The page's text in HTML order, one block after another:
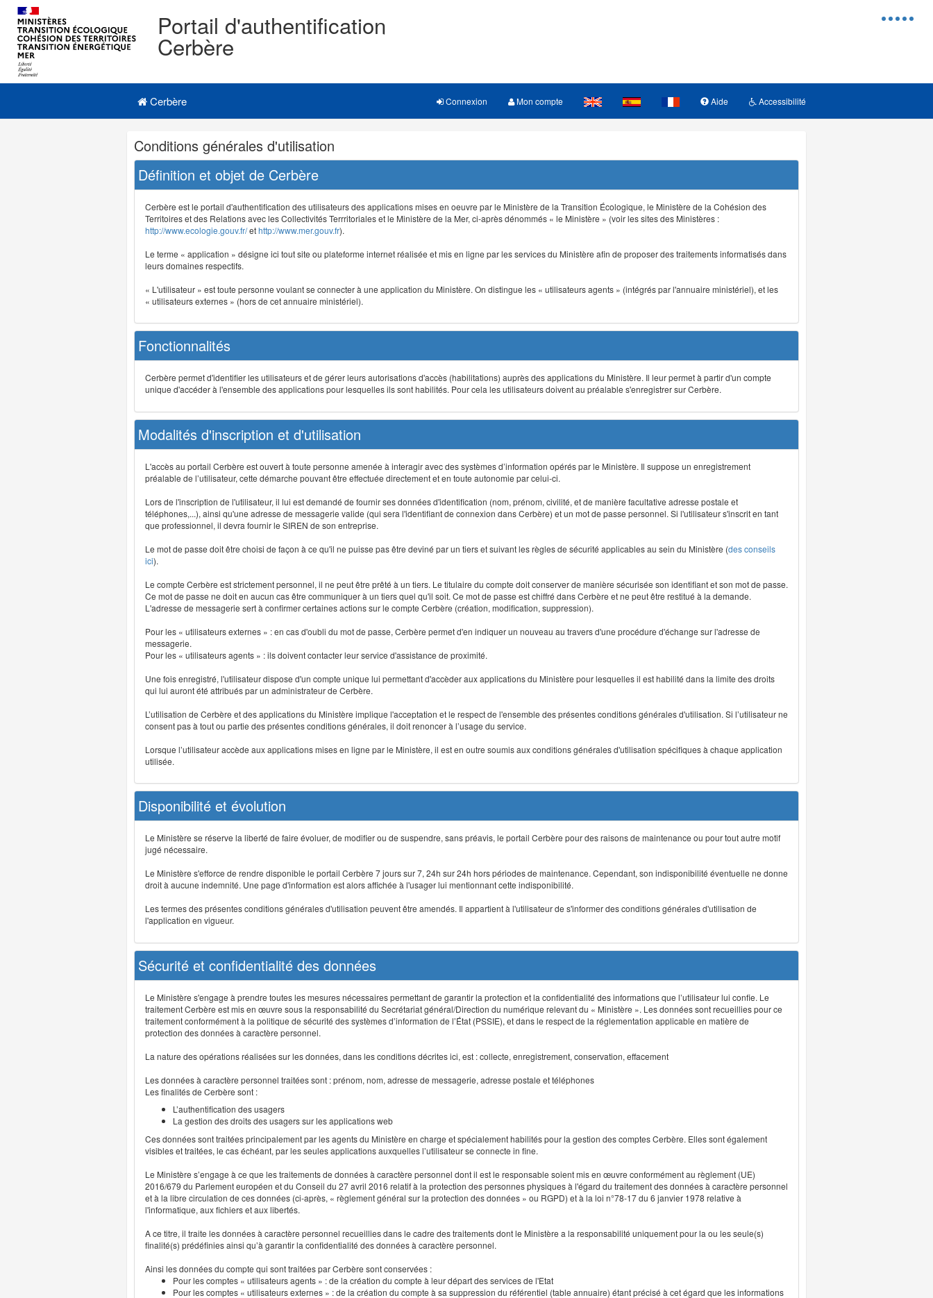
Menu
Portail d'authentification
Cerbère
Navigation
Menu principal
Cerbère Connexion Mon compte Aide Accessibilité
Navigation
et
outils
annexes
Conditions générales d'utilisation
Définition et objet de Cerbère
Cerbère est le portail d'authentification des utilisateurs des applications mises en oeuvre par le Ministère de la Transition Écologique, le Ministère de la Cohésion des
Territoires et des Relations avec les Collectivités Terrritoriales et le Ministère de la Mer, ci-après dénommés « le Ministère » (voir les sites des Ministères :
http://www.ecologie.gouv.fr/ethttp://www.mer.gouv.fr).
Le terme « application » désigne ici tout site ou plateforme internet réalisée et mis en ligne par les services du Ministère afin de proposer des traitements informatisés dans
leurs domaines respectifs.
« L'utilisateur » est toute personne voulant se connecter à une application du Ministère. On distingue les « utilisateurs agents » (intégrés par l'annuaire ministériel), et les
« utilisateurs externes » (hors de cet annuaire ministériel).
Fonctionnalités
Cerbère permet d'identifier les utilisateurs et de gérer leurs autorisations d'accès (habilitations) auprès des applications du Ministère. Il leur permet à partir d'un compte
unique d'accéder à l'ensemble des applications pour lesquelles ils sont habilités. Pour cela les utilisateurs doivent au préalable s'enregistrer sur Cerbère.
Modalités d'inscription et d'utilisation
L'accès au portail Cerbère est ouvert à toute personne amenée à interagir avec des systèmes d’information opérés par le Ministère. Il suppose un enregistrement
préalable de l’utilisateur, cette démarche pouvant être effectuée directement et en toute autonomie par celui-ci.
Lors de l'inscription de l'utilisateur, il lui est demandé de fournir ses données d'identification (nom, prénom, civilité, et de manière facultative adresse postale et
téléphones,...), ainsi qu'une adresse de messagerie valide (qui sera l'identifiant de connexion dans Cerbère) et un mot de passe personnel. Si l'utilisateur s'inscrit en tant
que professionnel, il devra fournir le SIREN de son entreprise.
Le mot de passe doit être choisi de façon à ce qu'il ne puisse pas être deviné par un tiers et suivant les règles de sécurité applicables au sein du Ministère (des conseils
ici).
Le compte Cerbère est strictement personnel, il ne peut être prêté à un tiers. Le titulaire du compte doit conserver de manière sécurisée son identifiant et son mot de passe.
Ce mot de passe ne doit en aucun cas être communiquer à un tiers quel qu'il soit. Ce mot de passe est chiffré dans Cerbère et ne peut être restitué à la demande.
L'adresse de messagerie sert à confirmer certaines actions sur le compte Cerbère (création, modification, suppression).
Pour les « utilisateurs externes » : en cas d'oubli du mot de passe, Cerbère permet d'en indiquer un nouveau au travers d'une procédure d'échange sur l'adresse de
messagerie.
Pour les « utilisateurs agents » : ils doivent contacter leur service d'assistance de proximité.
Une fois enregistré, l'utilisateur dispose d'un compte unique lui permettant d'accèder aux applications du Ministère pour lesquelles il est habilité dans la limite des droits
qui lui auront été attribués par un administrateur de Cerbère.
L’utilisation de Cerbère et des applications du Ministère implique l'acceptation et le respect de l'ensemble des présentes conditions générales d'utilisation. Si l’utilisateur ne
consent pas à tout ou partie des présentes conditions générales, il doit renoncer à l’usage du service.
Lorsque l’utilisateur accède aux applications mises en ligne par le Ministère, il est en outre soumis aux conditions générales d'utilisation spécifiques à chaque application
utilisée.
Disponibilité et évolution
Le Ministère se réserve la liberté de faire évoluer, de modifier ou de suspendre, sans préavis, le portail Cerbère pour des raisons de maintenance ou pour tout autre motif
jugé nécessaire.
Le Ministère s'efforce de rendre disponible le portail Cerbère 7 jours sur 7, 24h sur 24h hors périodes de maintenance. Cependant, son indisponibilité éventuelle ne donne
droit à aucune indemnité. Une page d'information est alors affichée à l'usager lui mentionnant cette indisponibilité.
Les termes des présentes conditions générales d'utilisation peuvent être amendés. Il appartient à l'utilisateur de s'informer des conditions générales d'utilisation de
l'application en vigueur.
Sécurité et confidentialité des données
Le Ministère s'engage à prendre toutes les mesures nécessaires permettant de garantir la protection et la confidentialité des informations que l’utilisateur lui confie. Le
traitement Cerbère est mis en œuvre sous la responsabilité du Secrétariat général/Direction du numérique relevant du « Ministère ». Les données sont recueillies pour ce
traitement conformément à la politique de sécurité des systèmes d’information de l’État (PSSIE), et dans le respect de la réglementation applicable en matière de
protection des données à caractère personnel.
La nature des opérations réalisées sur les données, dans les conditions décrites ici, est : collecte, enregistrement, conservation, effacement
Les données à caractère personnel traitées sont : prénom, nom, adresse de messagerie, adresse postale et téléphones
Les finalités de Cerbère sont :
L’authentification des usagers
La gestion des droits des usagers sur les applications web
Ces données sont traitées principalement par les agents du Ministère en charge et spécialement habilités pour la gestion des comptes Cerbère. Elles sont également
visibles et traitées, le cas échéant, par les seules applications auxquelles l’utilisateur se connecte in fine.
Le Ministère s’engage à ce que les traitements de données à caractère personnel dont il est le responsable soient mis en œuvre conformément au règlement (UE)
2016/679 du Parlement européen et du Conseil du 27 avril 2016 relatif à la protection des personnes physiques à l'égard du traitement des données à caractère personnel
et à la libre circulation de ces données (ci-après, « règlement général sur la protection des données » ou RGPD) et à la loi n°78-17 du 6 janvier 1978 relative à
l'informatique, aux fichiers et aux libertés.
A ce titre, il traite les données à caractère personnel recueillies dans le cadre des traitements dont le Ministère a la responsabilité uniquement pour la ou les seule(s)
finalité(s) prédéfinies ainsi qu’à garantir la confidentialité des données à caractère personnel.
Ainsi les données du compte qui sont traitées par Cerbère sont conservées :
Pour les comptes « utilisateurs agents » : de la création du compte à leur départ des services de l'Etat
Pour les comptes « utilisateurs externes » : de la création du compte à sa suppression du référentiel (table annuaire) étant précisé à cet égard que les informations